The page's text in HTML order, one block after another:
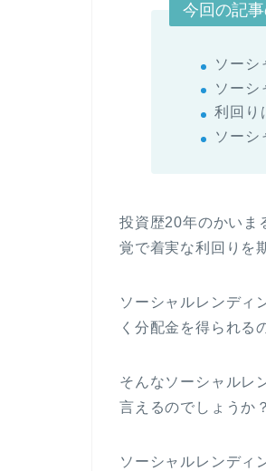
今回の記
ソーシ
ソーシ
利回り
ソーシ
投資歴20年のかいま
覚で着実な利回りを
ソーシャルレンディ
く分配金を得られる
そんなソーシャルレ
言えるのでしょうか？
ソーシャルレンディ